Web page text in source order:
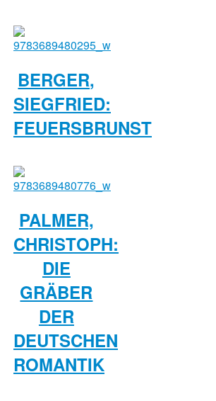
BERGER,
SIEGFRIED:
FEUERSBRUNST
PALMER,
CHRISTOPH:
DIE
GRÄBER
DER
DEUTSCHEN
ROMANTIK